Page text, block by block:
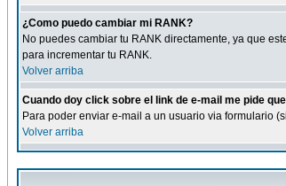
¿Como puedo cambiar mi RANK?
No puedes cambiar tu RANK directamente, ya que
para incrementar tu RANK.
Volver arriba
Cuando doy click sobre el link de e-mail me pide
Para poder enviar e-mail a un usuario via formulario
Volver arriba